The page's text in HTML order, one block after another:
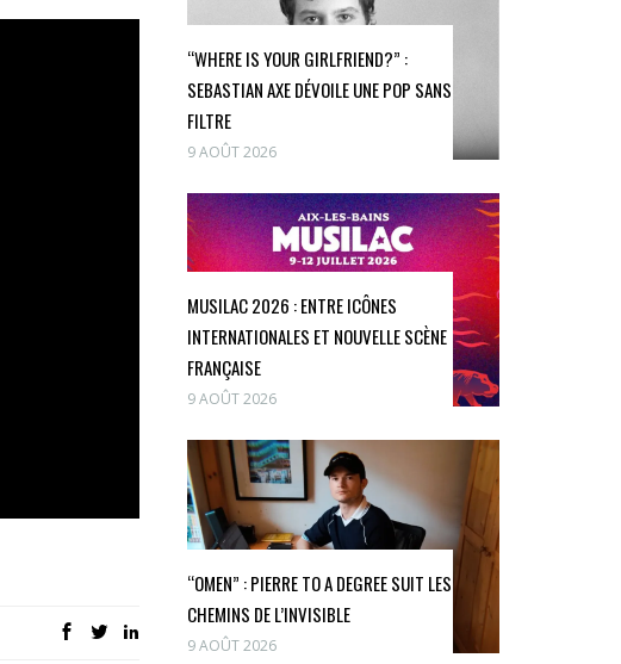
“WHERE IS YOUR GIRLFRIEND?” :
SEBASTIAN AXE DÉVOILE UNE POP SANS
FILTRE
9 AOÛT 2026
MUSILAC 2026 : ENTRE ICÔNES
INTERNATIONALES ET NOUVELLE SCÈNE
FRANÇAISE
9 AOÛT 2026
“OMEN” : PIERRE TO A DEGREE SUIT LES
CHEMINS DE L’INVISIBLE
9 AOÛT 2026